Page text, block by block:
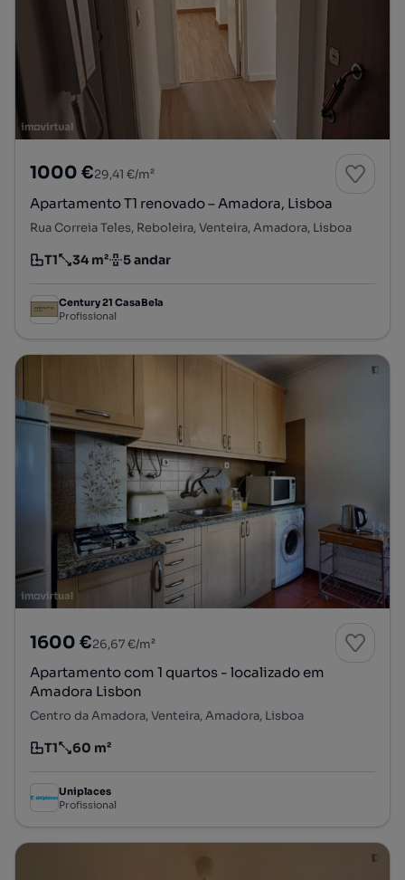
1000 €29,41 €/m²
Apartamento T1 renovado – Amadora, Lisboa
Rua Correia Teles, Reboleira, Venteira, Amadora, Lisboa
Tipologia
T1
Preço por metro quadrado
34 m²
Andar 5 andar
Century 21 CasaBela
Profissional
1600 €26,67 €/m²
Apartamento com 1 quartos - localizado em
Amadora Lisbon
Centro da Amadora, Venteira, Amadora, Lisboa
Tipologia
T1
Preço por metro quadrado
60 m²
Uniplaces
Profissional